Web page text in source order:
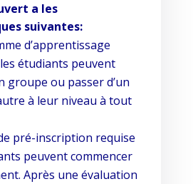
a les
suivantes:
d’apprentissage
étudiants peuvent
groupe ou passer d’un
à leur niveau à tout
pré-inscription requise
peuvent commencer
Après une évaluation